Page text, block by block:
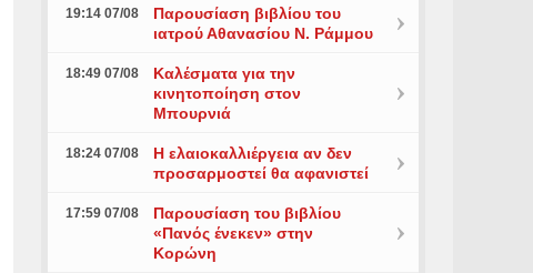
19:14 07/08
Παρουσίαση βιβλίου του
ιατρού Αθανασίου Ν. Ράμμου
18:49 07/08
Καλέσματα για την
κινητοποίηση στον
Μπουρνιά
18:24 07/08
Η ελαιοκαλλιέργεια αν δεν
προσαρμοστεί θα αφανιστεί
17:59 07/08
Παρουσίαση του βιβλίου
«Πανός ένεκεν» στην
Κορώνη